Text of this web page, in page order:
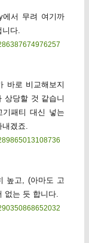
에서 무려 여기까
니다.
바로 비교해보지
상당할 것 같습니
기패티 대신 넣는
겠죠.
높고, (아마도 고
없는 듯 합니다.